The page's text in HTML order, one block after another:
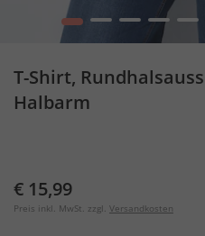
1 2 3 4 5
T-Shirt,
Halbarm
€ 15,99
Preis inkl. MwSt. zzgl. Versandkosten